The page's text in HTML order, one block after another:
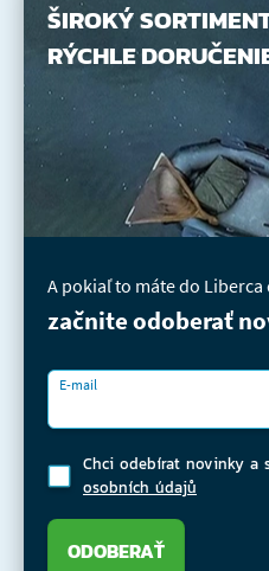
ŠIROKÝ
RÝCHLE
A pokiaľ to máte do Liberca
začnite odoberať
E-mail
Chci odebírat novinky a
osobních údajů
ODOBERAŤ